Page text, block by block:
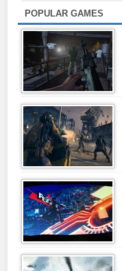
POPULAR GAMES